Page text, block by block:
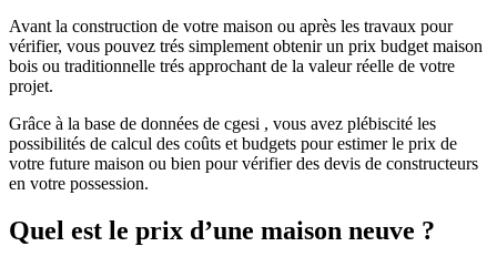
Avant la construction de votre maison ou après les travaux pour
vérifier, vous pouvez trés simplement obtenir un prix budget maison
bois ou traditionnelle trés approchant de la valeur réelle de votre
projet.
Grâce à la base de données de cgesi , vous avez plébiscité les
possibilités de calcul des coûts et budgets pour estimer le prix de
votre future maison ou bien pour vérifier des devis de constructeurs
en votre possession.
Quel est le prix d’une maison neuve ?